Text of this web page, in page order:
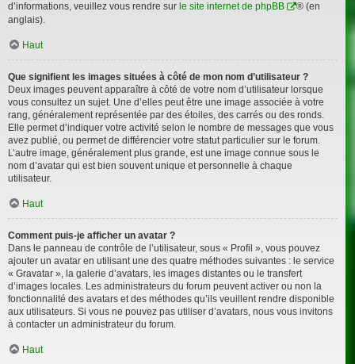
d’informations, veuillez vous rendre sur le site internet de phpBB
® (en
anglais).
Haut
Que signifient les images situées à côté de mon nom d’utilisateur ?
Deux images peuvent apparaître à côté de votre nom d’utilisateur lorsque
vous consultez un sujet. Une d’elles peut être une image associée à votre
rang, généralement représentée par des étoiles, des carrés ou des ronds.
Elle permet d’indiquer votre activité selon le nombre de messages que vous
avez publié, ou permet de différencier votre statut particulier sur le forum.
L’autre image, généralement plus grande, est une image connue sous le
nom d’avatar qui est bien souvent unique et personnelle à chaque
utilisateur.
Haut
Comment puis-je afficher un avatar ?
Dans le panneau de contrôle de l’utilisateur, sous « Profil », vous pouvez
ajouter un avatar en utilisant une des quatre méthodes suivantes : le service
« Gravatar », la galerie d’avatars, les images distantes ou le transfert
d’images locales. Les administrateurs du forum peuvent activer ou non la
fonctionnalité des avatars et des méthodes qu’ils veuillent rendre disponible
aux utilisateurs. Si vous ne pouvez pas utiliser d’avatars, nous vous invitons
à contacter un administrateur du forum.
Haut